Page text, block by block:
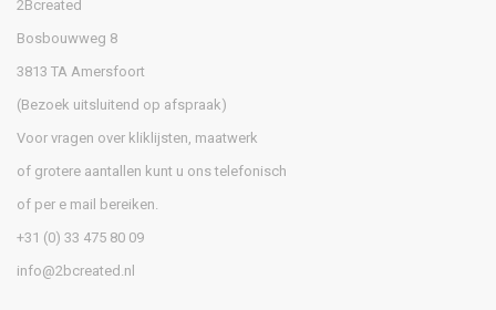
2Bcreated
Bosbouwweg 8
3813 TA Amersfoort
(Bezoek uitsluitend op afspraak)
Voor vragen over kliklijsten, maatwerk
of grotere aantallen kunt u ons telefonisch
of per e mail bereiken.
+31 (0) 33 475 80 09
info@2bcreated.nl